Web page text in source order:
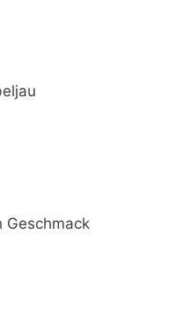
Geschmack